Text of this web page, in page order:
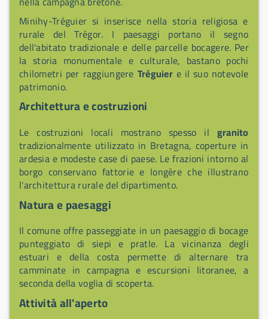
Minihy-Tréguier si inserisce nella storia religiosa e
rurale del Trégor. I paesaggi portano il segno
dell'abitato tradizionale e delle parcelle bocagere. Per
la storia monumentale e culturale, bastano pochi
chilometri per raggiungere Tréguiere il suo notevole
patrimonio.
Architettura e costruzioni
Le costruzioni locali mostrano spesso il granito
tradizionalmente utilizzato in Bretagna, coperture in
ardesia e modeste case di paese. Le frazioni intorno al
borgo conservano fattorie e longère che illustrano
l'architettura rurale del dipartimento.
Natura e paesaggi
Il comune offre passeggiate in un paesaggio di bocage
punteggiato di siepi e pratIe. La vicinanza degli
estuari e della costa permette di alternare tra
camminate in campagna e escursioni litoranee, a
seconda della voglia di scoperta.
Attività all'aperto